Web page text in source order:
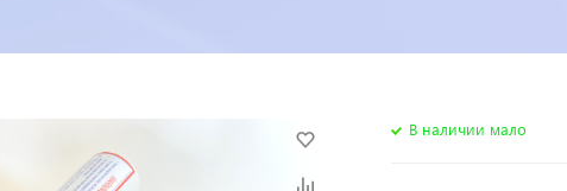
В наличии мало